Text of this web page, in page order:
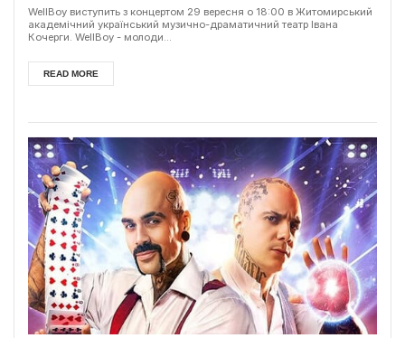
WellBoy виступить з концертом 29 вересня о 18:00 в Житомирський
академічний український музично-драматичний театр Івана
Кочерги. WellBoy - молоди...
READ MORE